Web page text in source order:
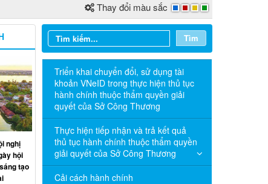
Thay đổi màu sắc
Tìm
Triển khai chuyển đổi, sử dụng tài
khoản VNeID trong thực hiện thủ tục
hành chính thuộc thẩm quyền giải
quyết của Sở Công Thương
Thực hiện tiếp nhận và trả kết quả
thủ tục hành chính thuộc thẩm quyền
giải quyết của Sở Công Thương
Cải cách hành chính
nghị
hội
tạo